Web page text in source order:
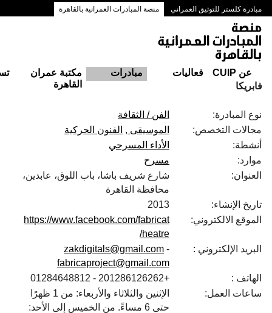
مبادرة كلستر للتوثيق العمراني منصة المبادرات العمرانية بالقاهرة
ممرات وسط البلد بالقاهرة
عن CUIP فعاليات مبادرات
مكتبة عمران
القاهرة
فابريكا
نوع المبادرة:
الفن / الثقافة
مجالات التخصص:
الموسيقى
الفنون الحركية
أنشطة:
الأداء المسرحي
موارد:
مسرح
العنوان:
شارع شريف باشا، باب اللوق، عابدين،
محافظة القاهرة‬
تاريخ الإنشاء:
2013
الموقع الالكتروني:
https://www.facebook.com/fabricat
heatre/
البريد الإلكتروني :
zakdigitals@gmail.com -
fabricaproject@gmail.com
الهاتف :
+201286126262 - 01284648812
ساعات العمل:
الإثنين والثلاثاء والأربعاء: من 1 ظهرًا
حتى 6 مساءً. من الخميس إلى الأحد: